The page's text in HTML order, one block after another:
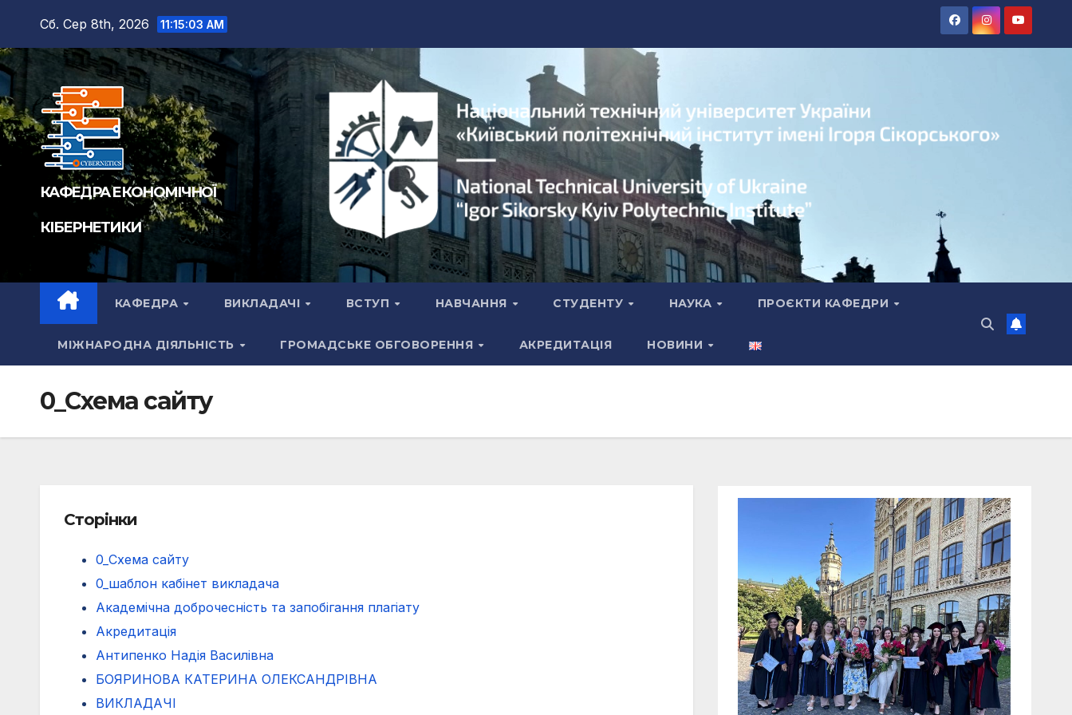
Сб. Сер 8th, 2026 11:15:04 AM
КАФЕДРА ЕКОНОМІЧНОЇ
КІБЕРНЕТИКИ
КАФЕДРА ВИКЛАДАЧІ ВСТУП НАВЧАННЯ СТУДЕНТУ НАУКА ПРОЄКТИ КАФЕДРИ
МІЖНАРОДНА ДІЯЛЬНІСТЬ ГРОМАДСЬКЕ ОБГОВОРЕННЯ АКРЕДИТАЦІЯ НОВИНИ
0_Схема сайту
Сторінки
0_Схема сайту
0_шаблон кабінет викладача
Академічна доброчесність та запобігання плагіату
Акредитація
Антипенко Надія Василівна
БОЯРИНОВА КАТЕРИНА ОЛЕКСАНДРІВНА
ВИКЛАДАЧІ